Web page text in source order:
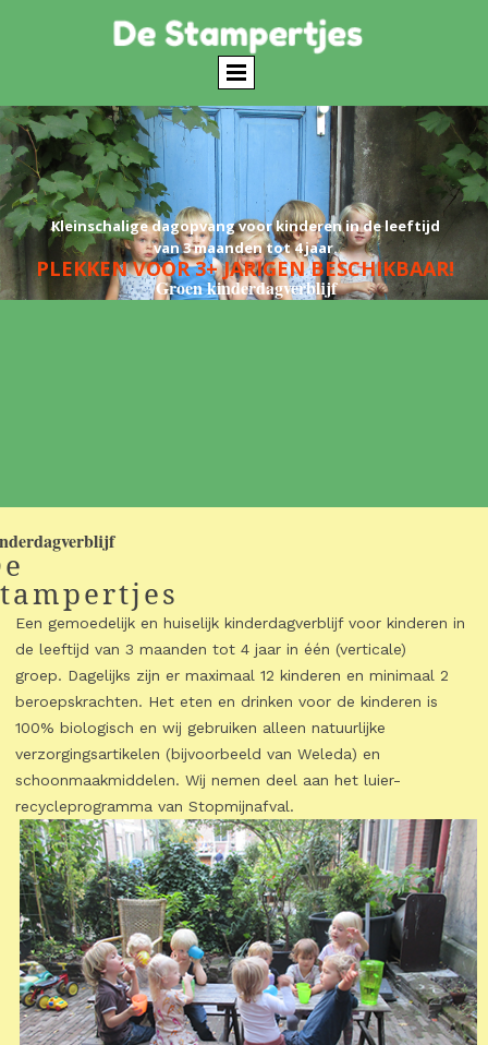
Kleinschalige dagopvang voor kinderen in de leeftijd
van 3 maanden tot 4 jaar.
PLEKKEN VOOR 3+ JARIGEN BESCHIKBAAR!
Groen kinderdagverblijf
Een gemoedelijk en huiselijk kinderdagverblijf voor kinderen in
de leeftijd van 3 maanden tot 4 jaar in één (verticale)
groep. Dagelijks zijn er maximaal 12 kinderen en minimaal 2
beroepskrachten. Het eten en drinken voor de kinderen is
100% biologisch en wij gebruiken alleen natuurlijke
verzorgingsartikelen (bijvoorbeeld van Weleda) en
schoonmaakmiddelen. Wij nemen deel aan het luier-
recycleprogramma van Stopmijnafval.